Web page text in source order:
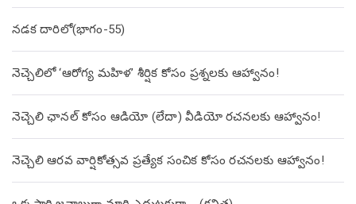
నడక దారిలో(భాగం-55)
నెచ్చెలిలో ‘ఆరోగ్య మహిళ’ శీర్షిక కోసం ప్రశ్నలకు ఆహ్వానం!
నెచ్చెలి ఛానల్ కోసం ఆడియో (లేదా) వీడియో రచనలకు ఆహ్వానం!
నెచ్చెలి ఆరవ వార్షికోత్సవ ప్రత్యేక సంచిక కోసం రచనలకు ఆహ్వానం!